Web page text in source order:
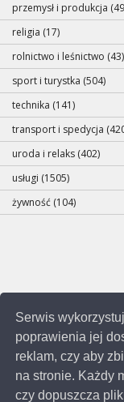
Serwis
poprawienia jej
reklam, czy aby
na stronie. Każdy
czy dopuszcza
przemysł i produkcja
religia (17)
rolnictwo i leśnictwo (43)
sport i turystka (504)
technika (141)
transport i spedycja
uroda i relaks (402)
usługi (1505)
żywność (104)